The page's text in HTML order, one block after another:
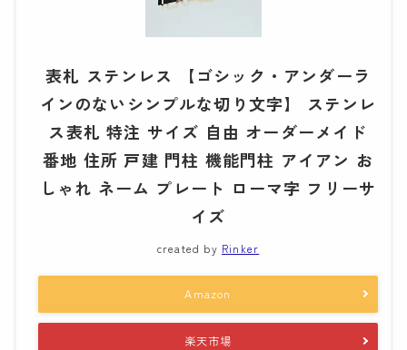
表札 ステンレス 【ゴシック・アンダーラ
インのないシンプルな切り文字】 ステンレ
ス表札 特注 サイズ 自由 オーダーメイド
番地 住所 戸建 門柱 機能門柱 アイアン お
しゃれ ネーム プレート ローマ字 フリーサ
イズ
created by Rinker
Amazon
楽天市場